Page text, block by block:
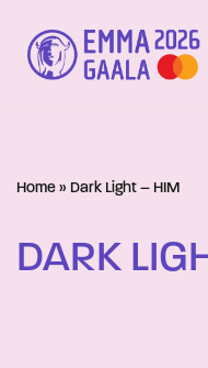
Siirry
suoraan
Home » Dark Light – HIM
DARK